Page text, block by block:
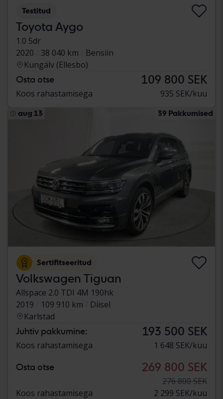
Testitud
Toyota Aygo
1.0 5dr
2020
38 040 km
Bensiin
Kungälv (Ellesbo)
Osta otse 109 800 SEK
Koos rahastamisega 935 SEK/kuu
aug 13 39 Pakkumised
Sertifitseeritud
Volkswagen Tiguan
Allspace 2.0 TDI 4M 190hk
2019
109 910 km
Diisel
Karlstad
Juhtiv pakkumine: 193 500 SEK
Koos rahastamisega 1 648 SEK/kuu
Osta otse 269 800 SEK
276 800 SEK
Koos rahastamisega
2 299 SEK/kuu